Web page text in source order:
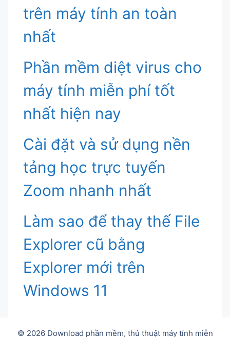
trên máy tính an toàn
nhất
Phần mềm diệt virus cho
máy tính miễn phí tốt
nhất hiện nay
Cài đặt và sử dụng nền
tảng học trực tuyến
Zoom nhanh nhất
Làm sao để thay thế File
Explorer cũ bằng
Explorer mới trên
Windows 11
© 2026 Download phần mềm, thủ thuật máy tính miễn